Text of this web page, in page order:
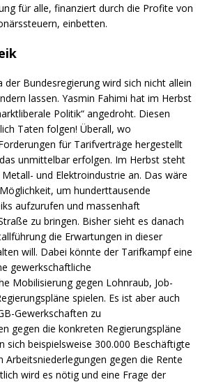
für alle, finanziert durch die Profite von
einbetten.
der Bundesregierung wird sich nicht allein
lassen. Yasmin Fahimi hat im Herbst
Politik“ angedroht. Diesen
Taten folgen! Überall, wo
für Tarifverträge hergestellt
unmittelbar erfolgen. Im Herbst steht
und Elektroindustrie an. Das wäre
um hunderttausende
aufzurufen und massenhaft
zu bringen. Bisher sieht es danach
die Erwartungen in dieser
will. Dabei könnte der Tarifkampf eine
gewerkschaftliche
Mobilisierung gegen Lohnraub, Job-
spielen. Es ist aber auch
Gewerkschaften zu
gegen die konkreten Regierungspläne
sich beispielsweise 300.000 Beschäftigte
Arbeitsniederlegungen gegen die Rente
wird es nötig und eine Frage der